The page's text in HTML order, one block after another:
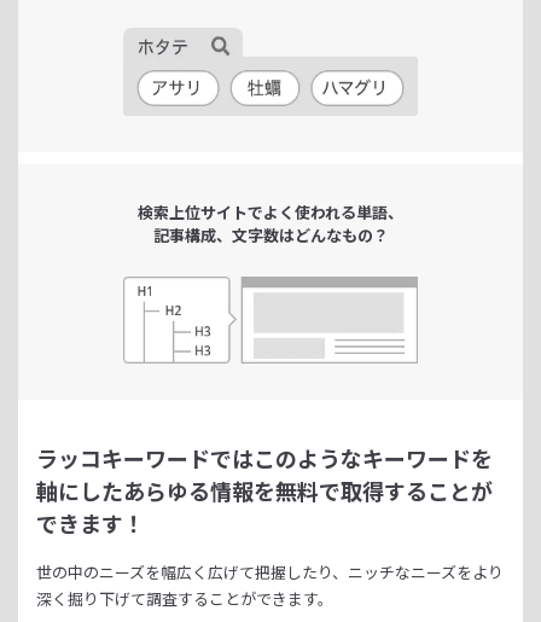
検索上位サイトでよく使われる単語、
記事構成、文字数はどんなもの？
ラッコキーワードではこのようなキーワードを
軸にしたあらゆる情報を無料で取得することが
できます！
世の中のニーズを幅広く広げて把握したり、 ニッチなニーズをより
深く掘り下げて調査することができます。